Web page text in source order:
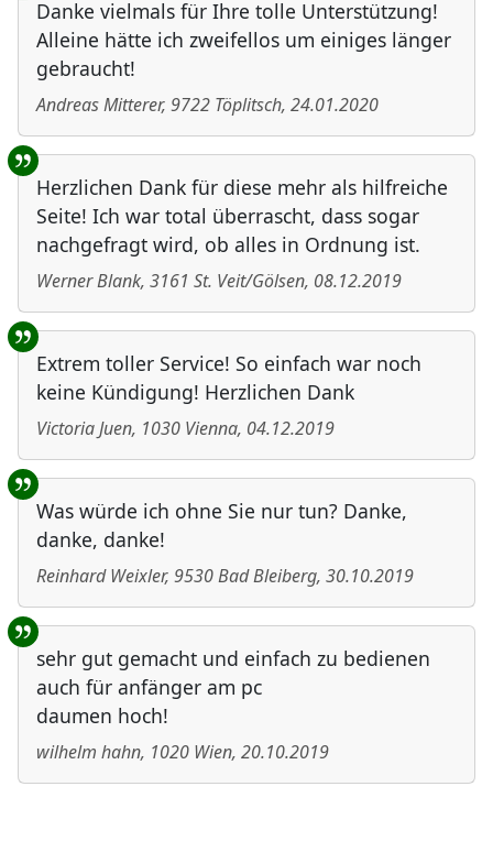
Danke vielmals für Ihre tolle Unterstützung!
Alleine hätte ich zweifellos um einiges länger
gebraucht!
Andreas Mitterer, 9722 Töplitsch, 24.01.2020
Herzlichen Dank für diese mehr als hilfreiche
Seite! Ich war total überrascht, dass sogar
nachgefragt wird, ob alles in Ordnung ist.
Werner Blank, 3161 St. Veit/Gölsen, 08.12.2019
Extrem toller Service! So einfach war noch
keine Kündigung! Herzlichen Dank
Victoria Juen, 1030 Vienna, 04.12.2019
Was würde ich ohne Sie nur tun? Danke,
danke, danke!
Reinhard Weixler, 9530Bad Bleiberg, 30.10.2019
sehr gut gemacht und einfach zu bedienen
auch für anfänger am pc
daumen hoch!
wilhelm hahn, 1020 Wien, 20.10.2019